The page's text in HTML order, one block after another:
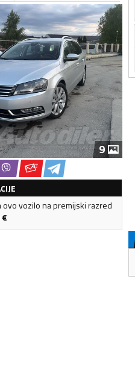
9
ovo vozilo na premijski razred
€